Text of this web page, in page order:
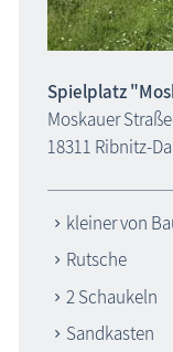
Spielplatz
Moskauer
18311 Ribnitz-
kleiner von
Rutsche
2 Schaukeln
Sandkasten